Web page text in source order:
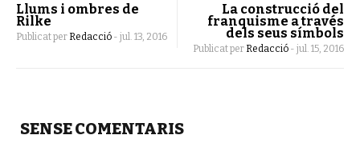
Llums i ombres de
Rilke
Publicat per Redacció - jul. 13, 2016
La construcció del
franquisme a través
dels seus símbols
Publicat per Redacció - jul. 15, 2016
SENSE COMENTARIS